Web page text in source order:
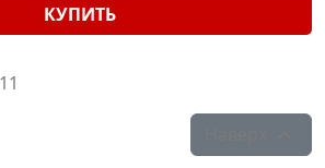
КУПИТЬ